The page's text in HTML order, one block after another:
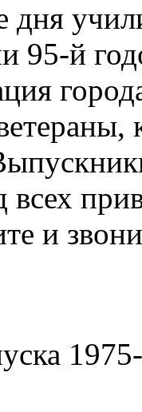
дня
95-й
всех
и